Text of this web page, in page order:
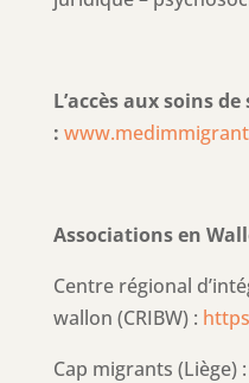
L’accès aux soins
:
Associations en
Centre régional
wallon (CRIBW) :
Cap migrants (Liège) :